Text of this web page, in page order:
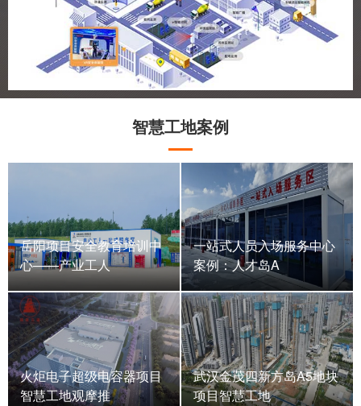
智慧工地案例
岳阳项目安全教育培训中
心——产业工人
一站式人员入场服务中心
案例：人才岛A
火炬电子超级电容器项目
智慧工地观摩推
武汉金茂四新方岛A5地块
项目智慧工地